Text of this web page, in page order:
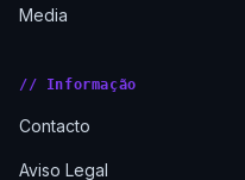
Media
// Informação
Contacto
Aviso Legal